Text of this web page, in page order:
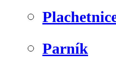
Parník